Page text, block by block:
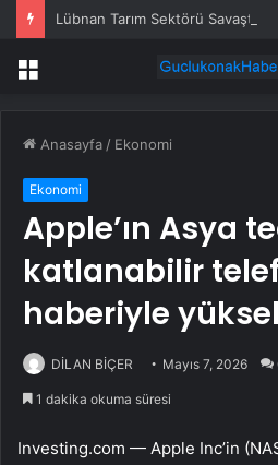
Lübnan Tarım Sektörü Savaşta
Menü
Anasayfa / Ekonomi
Ekonomi
Apple’ın Asya
katlanabilir
haberiyle
DİLAN BİÇER Mayıs 7, 2026
1 dakika okuma süresi
Investing.com — Apple Inc’in